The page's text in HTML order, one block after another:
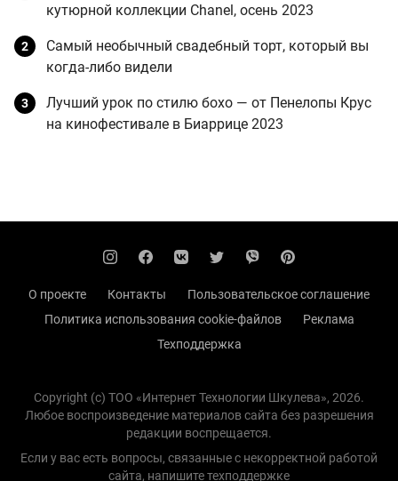
кутюрной коллекции Chanel, осень 2023
Самый необычный свадебный торт, который вы
когда-либо видели
Лучший урок по стилю бохо — от Пенелопы Крус
на кинофестивале в Биаррице 2023
О проекте Контакты
Пользовательское соглашение
Политика использования cookie-файлов
Реклама
Техподдержка
Copyright (с) TOO «Интернет Технологии Шкулева», 2026.
Любое воспроизведение материалов сайта без разрешения
редакции воспрещается.
Если у вас есть вопросы, связанные с некорректной работой
сайта, напишитетехподдержке